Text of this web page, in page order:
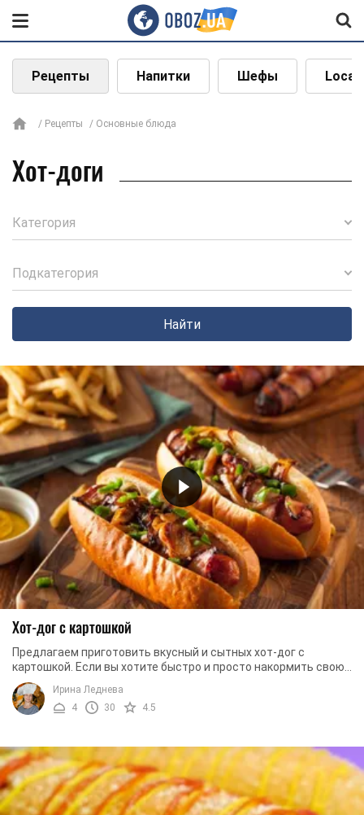
Рецепты Напитки Шефы Local
Рецепты Основные блюда
Хот-доги
Категория
Подкатегория
Найти
Хот-дог с картошкой
Предлагаем приготовить вкусный и сытных хот-дог с
картошкой. Если вы хотите быстро и просто накормить свою
семью или приготовить вкусный фастфуд для ...
Ирина Леднева
4
30 4.5